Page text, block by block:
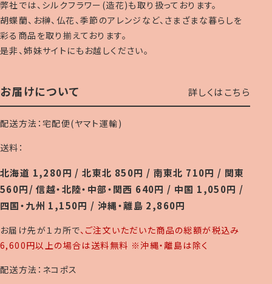
弊社では、シルクフラワー(造花)も取り扱っております。
胡蝶蘭、お榊、仏花、季節のアレンジなど、さまざまな暮らしを
彩る商品を取り揃えております。
是非、姉妹サイトにもお越しください。
お届けについて 詳しくはこちら
配送方法：宅配便(ヤマト運輸)
送料：
北海道 1,280円 / 北東北 850円 / 南東北 710円 / 関東
560円/ 信越・北陸・中部・関西 640円 / 中国 1,050円 /
四国・九州 1,150円 / 沖縄・離島 2,860円
お届け先が１カ所で、ご注文いただいた商品の総額が税込み
6,600円以上の場合は送料無料 ※沖縄・離島は除く
配送方法：ネコポス